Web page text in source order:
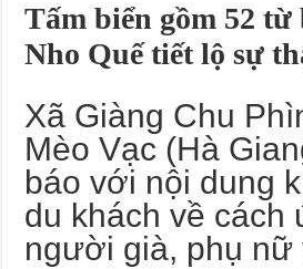
Tấm biển gồm 52 từ
Nho Quế tiết lộ sự
Xã Giàng Chu
Mèo Vạc (Hà
báo với nội dung
du khách về cách
người già, phụ nữ